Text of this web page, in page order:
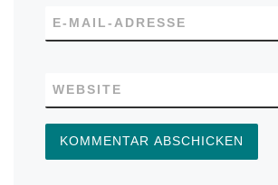
E-MAIL-ADRESSE
WEBSITE